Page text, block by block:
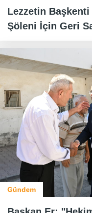
Lezzetin
Şöleni İçin Geri
Gündem